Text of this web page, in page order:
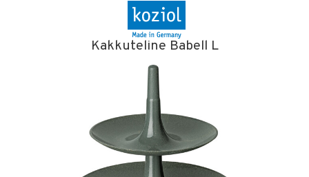
Kakkuteline Babell L